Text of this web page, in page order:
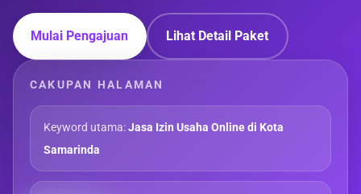
Mulai Pengajuan Lihat Detail Paket
CAKUPAN HALAMAN
Keyword utama:Jasa Izin Usaha Online di Kota
Samarinda